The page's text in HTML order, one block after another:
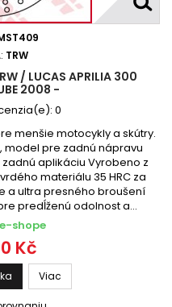
TRW
/ LUCAS APRILIA 300
2008 -
0
menšie motocykly a skútry.
model pre zadnú nápravu
aplikáciu Vyrobeno z
materiálu 35 HRC za
a ultra presného broušení
predĺženú odolnost a...
shope
Kč
Viac